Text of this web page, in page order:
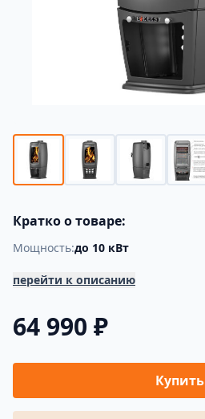
Кратко о товаре:
Мощность:до 10 кВт
перейти к описанию
64 990 ₽
Купить